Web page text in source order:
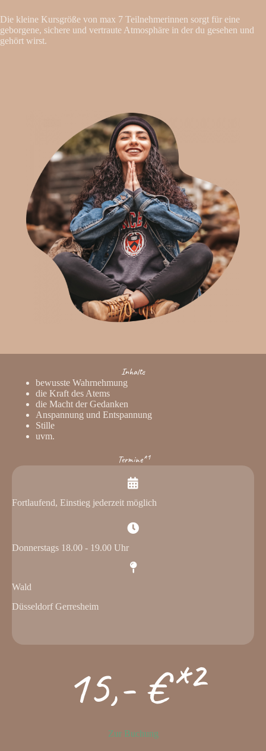
Die kleine Kursgröße von max 7 Teilnehmerinnen sorgt für eine
geborgene, sichere und vertraute Atmosphäre in der du gesehen und
gehört wirst.
Inhalte
bewusste Wahrnehmung
die Kraft des Atems
die Macht der Gedanken
Anspannung und Entspannung
Stille
uvm.
Termine*¹
Fortlaufend, Einstieg jederzeit möglich
Donnerstags 18.00 - 19.00 Uhr
Wald
Düsseldorf Gerresheim
15,- €*²
Zur Buchung